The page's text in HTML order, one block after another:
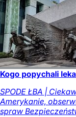
Kogo popychali
SPODE ŁBA |
Amerykanie,
spraw